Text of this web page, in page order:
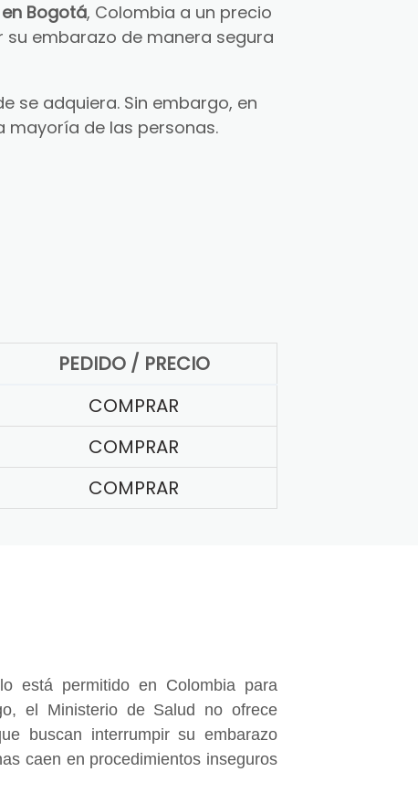
Bogotá, Colombia a un precio
embarazo de manera segura
se adquiera. Sin embargo, en
mayoría de las personas.
PEDIDO / PRECIO
COMPRAR
COMPRAR
COMPRAR
está permitido en Colombia para
el Ministerio de Salud no ofrece
buscan interrumpir su embarazo
caen en procedimientos inseguros